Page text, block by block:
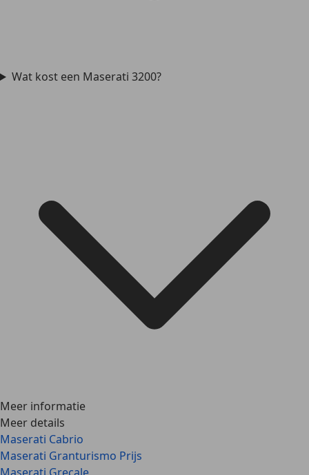
Wat kost een Maserati 3200?
Meer informatie
Meer details
Maserati Cabrio
Maserati Granturismo Prijs